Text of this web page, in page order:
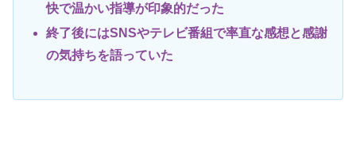
快で温かい指導が印象的だった
終了後にはSNSやテレビ番組で率直な感想と感謝
の気持ちを語っていた